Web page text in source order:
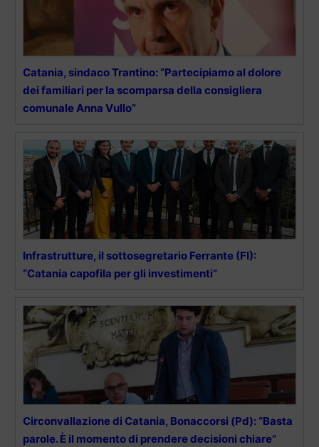
Catania, sindaco Trantino: “Partecipiamo al dolore
dei familiari per la scomparsa della consigliera
comunale Anna Vullo”
Infrastrutture, il sottosegretario Ferrante (FI):
“Catania capofila per gli investimenti”
Circonvallazione di Catania, Bonaccorsi (Pd): “Basta
parole. È il momento di prendere decisioni chiare”